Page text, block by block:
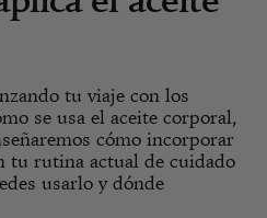
tu viaje con los
se usa el aceite corporal,
cómo incorporar
tu rutina actual de cuidado
usarlo y dónde